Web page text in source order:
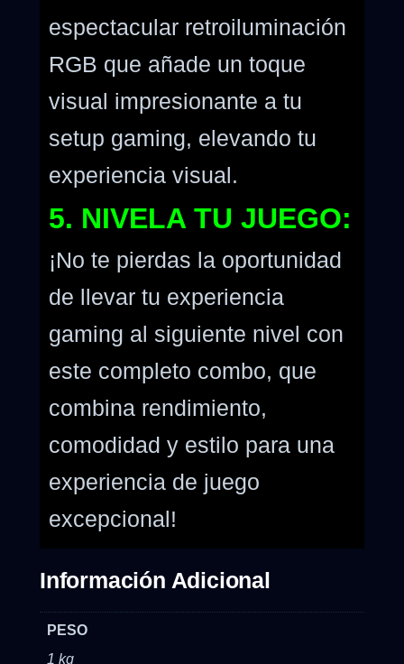
espectacular retroiluminación
RGB que añade un toque
visual impresionante a tu
setup gaming, elevando tu
experiencia visual.
5. NIVELA TU JUEGO:
¡No te pierdas la oportunidad
de llevar tu experiencia
gaming al siguiente nivel con
este completo combo, que
combina rendimiento,
comodidad y estilo para una
experiencia de juego
excepcional!
Información Adicional
PESO
1 kg